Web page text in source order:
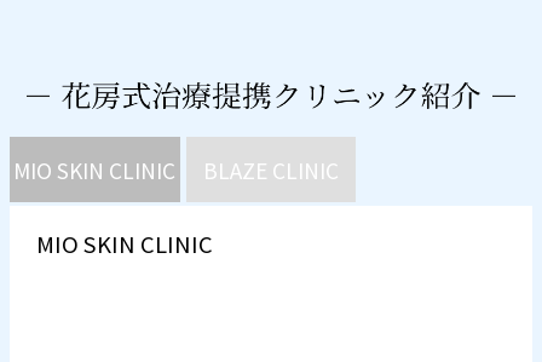
MIO SKIN CLINIC BLAZE CLINIC
MIO SKIN CLINIC